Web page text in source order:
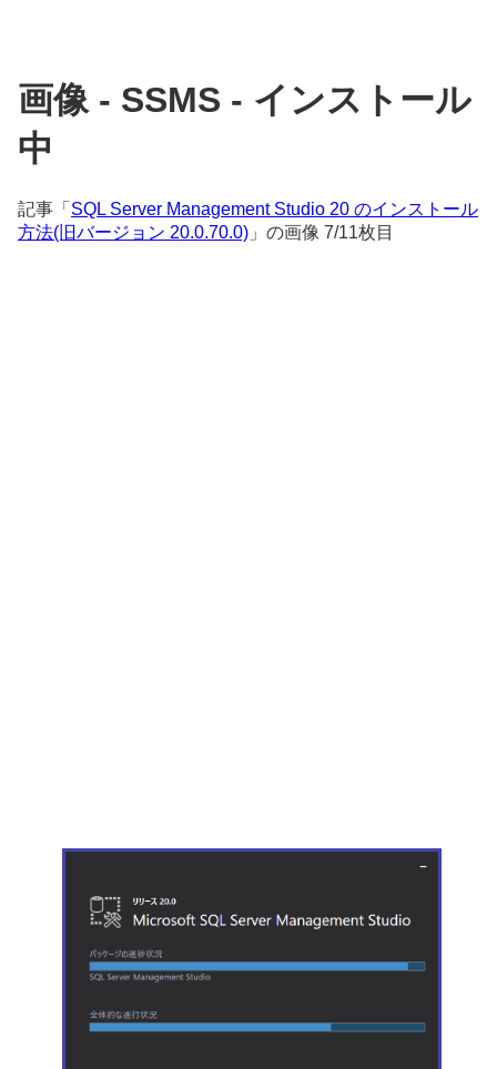
画像 - SSMS - インストール
中
記事「 SQL Server Management Studio 20 のインストール
方法(旧バージョン 20.0.70.0) 」の画像 7/11枚目